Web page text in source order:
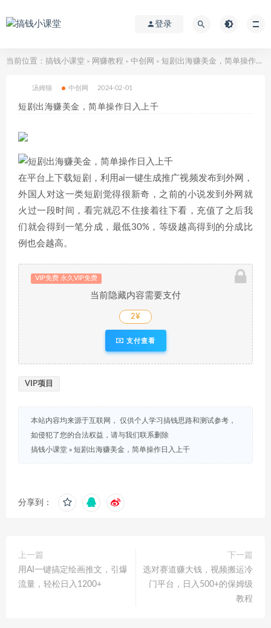
登录
当前位置： 搞钱小课堂 > 网赚教程 > 中创网 > 短剧出海赚美金，简单操作日入上千
汤姆猫 中创网 2024-02-01
短剧出海赚美金，简单操作日入上千
在平台上下载短剧，利用ai一键生成推广视频发布到外网，
外国人对这一类短剧觉得很新奇，之前的小说发到外网就
火过一段时间，看完就忍不住接着往下看，充值了之后我
们就会得到一笔分成，最低30%，等级越高得到的分成比
例也会越高。
VIP免费 永久VIP免费
当前隐藏内容需要支付
2¥
支付查看
VIP项目
本站内容均来源于互联网， 仅供个人学习搞钱思路和测试参考，
如侵犯了您的合法权益，请与我们联系删除
搞钱小课堂 » 短剧出海赚美金，简单操作日入上千
分享到：
上一篇
用AI一键搞定绘画推文，引爆
流量，轻松日入1200+
下一篇
选对赛道赚大钱，视频搬运冷
门平台，日入500+的保姆级
教程